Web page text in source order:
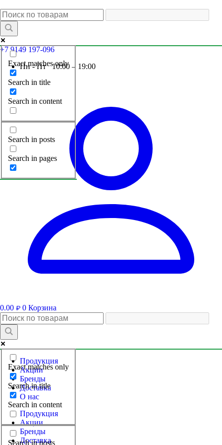
Exact matches only
Search in title
Search in content
Search in posts
Search in pages
+7 9149 197-096
Пн - Пт 10:00 – 19:00
0.00 ₽ 0 Корзина
Exact matches only
Search in title
Search in content
Search in posts
Продукция
Акции
Бренды
Доставка
О нас
Продукция
Акции
Бренды
Доставка